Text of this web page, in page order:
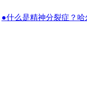
●什么是精神分裂症？哈